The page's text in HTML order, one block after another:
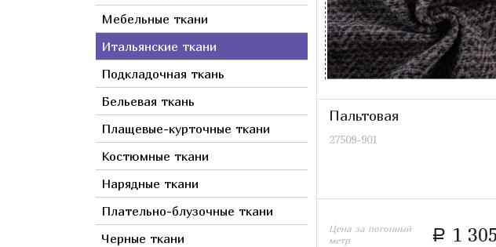
Клетка
Коричневый
Красный
Мультиколор
Оранжевый
Прозрачный
Розовый
Серебрянный
Серый
Синий
Фиолетовый
Пакистан
Корея
Мебельные ткани
Итальянские ткани
Подкладочная ткань
Бельевая ткань
Плащевые-курточные ткани
Костюмные ткани
Нарядные ткани
Плательно-блузочные ткани
Черные ткани
Пальтовая
27509-901
Цена за погонный
метр
a 1